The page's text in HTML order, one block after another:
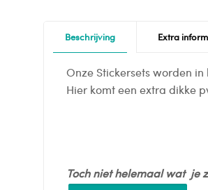
Beschrijving Extra
Onze Stickersets worden
Hier komt een extra dikke
Toch niet helemaal wat je